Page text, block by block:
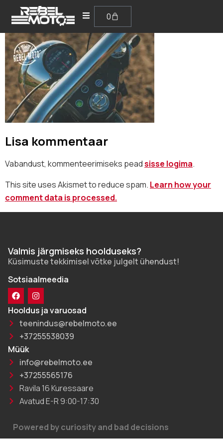
0
Lisa kommentaar
Vabandust, kommenteerimiseks peadsisse logima.
This site uses Akismet to reduce spam. Learn how your
comment data is processed.
Valmis järgmiseks hoolduseks?
Küsimuste tekkimisel võtke julgelt ühendust!
Sotsiaalmeedia
Hooldus ja varuosad
teenindus@rebelmoto.ee
+37255538039
Müük
info@rebelmoto.ee
+37255565176
Ravila 16 Kuressaare
Avatud E-R 9:00-17:30
Powered by curiosity and bad decisions